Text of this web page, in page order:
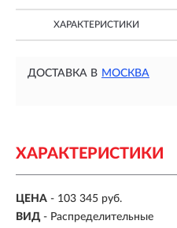
ХАРАКТЕРИСТИКИ
ДОСТАВКА В МОСКВА
ХАРАКТЕРИСТИКИ
ЦЕНА - 103 345 руб.
ВИД - Распределительные